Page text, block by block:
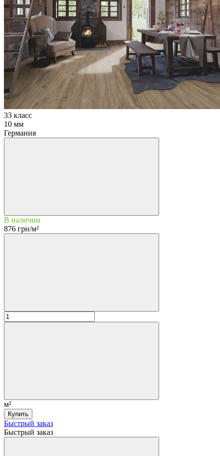
33 класс
10 мм
Германия
В наличии
876 грн/м²
м²
Купить
Быстрый заказ
Быстрый заказ